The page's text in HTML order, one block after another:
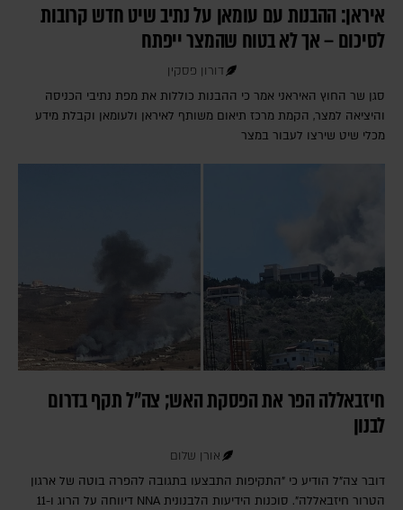
איראן: ההבנות עם עומאן על נתיב שיט חדש קרובות
לסיכום – אך לא בטוח שהמצר ייפתח
דורון פסקין
סגן שר החוץ האיראני אמר כי ההבנות כוללות את מפת נתיבי הכניסה
והיציאה למצר, הקמת מרכז תיאום משותף לאיראן ולעומאן וקבלת מידע
מכלי שיט שירצו לעבור במצר
חיזבאללה הפר את הפסקת האש; צה"ל תקף בדרום
לבנון
אורן שלום
דובר צה"ל הודיע כי "התקיפות התבצעו בתגובה להפרה בוטה של ארגון
הטרור חיזבאללה". סוכנות הידיעות הלבנונית NNA דיווחה על הרוג ו-11